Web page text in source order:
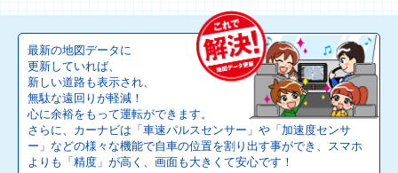
最新の地図データに
更新していれば、
新しい道路も表示され、
無駄な遠回りが軽減！
心に余裕をもって運転ができます。
さらに、カーナビは「車速パルスセンサー」や「加速度センサ
ー」などの様々な機能で自車の位置を割り出す事ができ、スマホ
よりも「精度」が高く、画面も大きくて安心です！